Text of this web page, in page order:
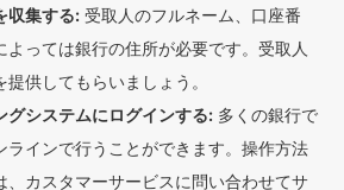
収集する: 受取人のフルネーム、口座番
よっては銀行の住所が必要です。受取人
供してもらいましょう。
グシステムにログインする: 多くの銀行で
ラインで行うことができます。操作方法
、カスタマーサービスに問い合わせてサ